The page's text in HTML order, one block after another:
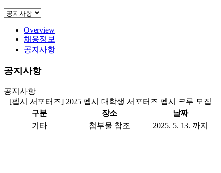
Overview
채용정보
공지사항
공지사항
공지사항
[펩시 서포터즈] 2025 펩시 대학생 서포터즈 펩시 크루 모집
구분
장소
날짜
기타
첨부물 참조 2025. 5. 13. 까지